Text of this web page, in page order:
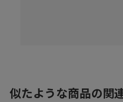
似たような商品の関